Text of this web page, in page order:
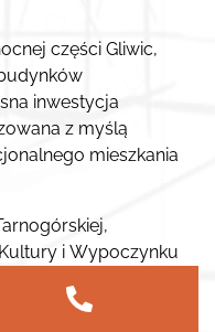
części Gliwic,
inwestycja
z myślą
mieszkania
i Wypoczynku
dostęp do zieleni